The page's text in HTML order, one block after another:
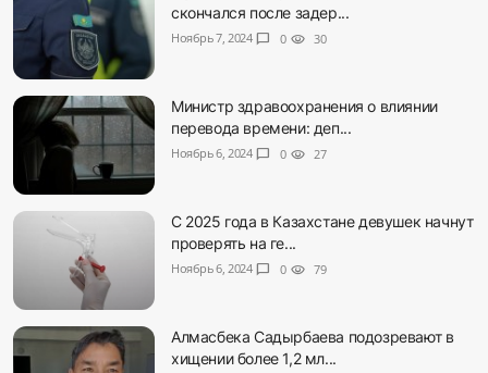
скончался после задер...
Ноябрь 7, 2024 chat_bubble 0 visibility 30
Министр здравоохранения о влиянии
перевода времени: деп...
Ноябрь 6, 2024 chat_bubble 0 visibility 27
С 2025 года в Казахстане девушек начнут
проверять на ге...
Ноябрь 6, 2024 chat_bubble 0 visibility 79
Алмасбека Садырбаева подозревают в
хищении более 1,2 мл...